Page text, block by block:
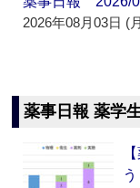
2026年08月03日 (
薬事日報 薬学
う